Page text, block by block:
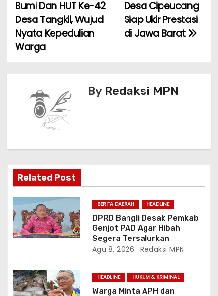
o
k
p
v
i
g
a
o
s
Desa Cipeucang
Siap Ukir Prestasi
di Jawa Barat
Bumi Dan HUT Ke-42
Desa Tangkil, Wujud
Nyata Kepedulian
Warga
By Redaksi MPN
Related Post
BERITA DAERAH HEADLINE
DPRD Bangli Desak Pemkab
Genjot PAD Agar Hibah
Segera Tersalurkan
Agu 8, 2026 Redaksi MPN
HEADLINE HUKUM & KRIMINAL
Warga Minta APH dan